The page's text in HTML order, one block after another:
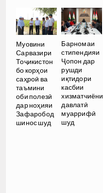
Муовини
Сарвазири
Тоҷикистон
бо корҳои
саҳроӣ ва
таъмини
оби полезӣ
дар ноҳияи
Зафаробод
шинос шуд
Барномаи
стипендияи
Ҷопон дар
рушди
иқтидори
касбии
хизматчиёни
давлатӣ
муаррифӣ
шуд